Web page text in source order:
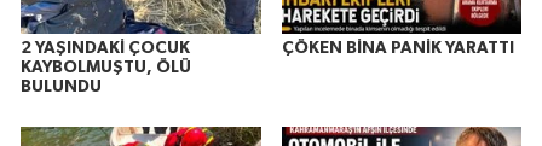
2 YAŞINDAKİ ÇOCUK
KAYBOLMUŞTU, ÖLÜ
BULUNDU
ÇÖKEN BİNA PANİK YARATTI